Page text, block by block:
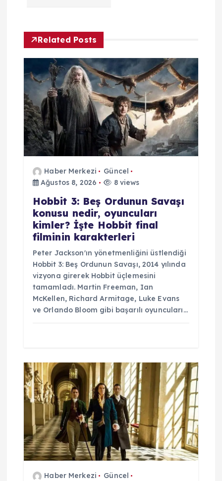
s
Related Posts
Haber Merkezi
Güncel
Ağustos 8, 2026
8 views
Hobbit 3: Beş Ordunun Savaşı
konusu nedir, oyuncuları
kimler? İşte Hobbit final
filminin karakterleri
Peter Jackson'ın yönetmenliğini üstlendiği
Hobbit 3: Beş Ordunun Savaşı, 2014 yılında
vizyona girerek Hobbit üçlemesini
tamamladı. Martin Freeman, Ian
McKellen, Richard Armitage, Luke Evans
ve Orlando Bloom gibi başarılı oyuncuları…
Haber Merkezi
Güncel